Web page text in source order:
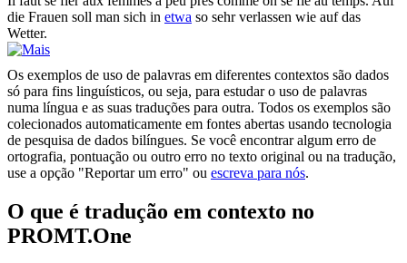
die Frauen soll man sich in etwa so sehr verlassen wie auf das
Wetter.
Os exemplos de uso de palavras em diferentes contextos são dados
só para fins linguísticos, ou seja, para estudar o uso de palavras
numa língua e as suas traduções para outra. Todos os exemplos são
colecionados automaticamente em fontes abertas usando tecnologia
de pesquisa de dados bilíngues. Se você encontrar algum erro de
ortografia, pontuação ou outro erro no texto original ou na tradução,
use a opção "Reportar um erro" ou escreva para nós.
O que é tradução em contexto no
PROMT.One